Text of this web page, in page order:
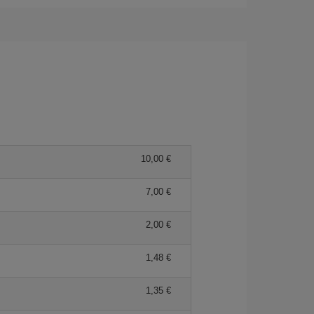
10,00 €
7,00 €
2,00 €
1,48 €
1,35 €